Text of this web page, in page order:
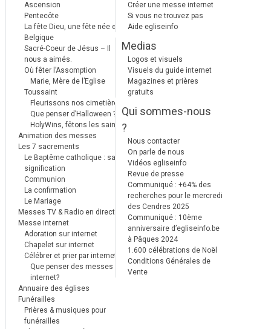
Ascension
Pentecôte
La fête Dieu, une fête née en
Belgique
Sacré-Coeur de Jésus – Il
nous a aimés.
Où fêter l’Assomption
Marie, Mère de l’Eglise
Toussaint
Fleurissons nos cimetières
Que penser d’Halloween ?
HolyWins, fêtons les saints !
Animation des messes
Les 7 sacrements
Le Baptême catholique : sa
signification
Communion
La confirmation
Le Mariage
Messes TV & Radio en direct
Messe internet
Adoration sur internet
Chapelet sur internet
Célébrer et prier par internet
Que penser des messes
internet?
Annuaire des églises
Funérailles
Prières & musiques pour
funérailles
Créer une messe internet
Si vous ne trouvez pas
Aide egliseinfo
Medias
Logos et visuels
Visuels du guide internet
Magazines et prières
gratuits
Qui sommes-nous
?
Nous contacter
On parle de nous
Vidéos egliseinfo
Revue de presse
Communiqué : +64% des
recherches pour le mercredi
des Cendres 2025
Communiqué : 10ème
anniversaire d’egliseinfo.be
à Pâques 2024
1.600 célébrations de Noël
Conditions Générales de
Vente